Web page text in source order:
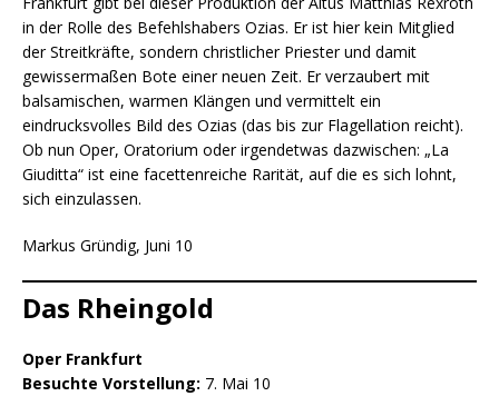
in der Rolle des Befehlshabers Ozias. Er ist hier kein Mitglied
der Streitkräfte, sondern christlicher Priester und damit
gewissermaßen Bote einer neuen Zeit. Er verzaubert mit
balsamischen, warmen Klängen und vermittelt ein
eindrucksvolles Bild des Ozias (das bis zur Flagellation reicht).
Ob nun Oper, Oratorium oder irgendetwas dazwischen: „La
Giuditta“ ist eine facettenreiche Rarität, auf die es sich lohnt,
sich einzulassen.
Markus Gründig, Juni 10
Das Rheingold
Oper Frankfurt
Besuchte Vorstellung: 7. Mai 10